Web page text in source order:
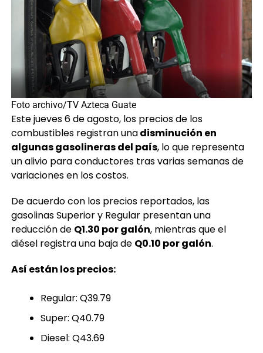
Foto archivo/TV Azteca Guate
Este jueves 6 de agosto, los precios de los
combustibles registran unadisminución en
algunas gasolineras del país, lo que representa
un alivio para conductores tras varias semanas de
variaciones en los costos.
De acuerdo con los precios reportados, las
gasolinas Superior y Regular presentan una
reducción de Q1.30 por galón, mientras que el
diésel registra una baja de Q0.10 por galón.
Así están los precios:
Regular: Q39.79
Super: Q40.79
Diesel: Q43.69